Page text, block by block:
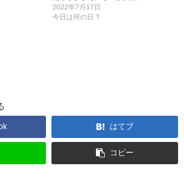
2022年7月17日
今日は何の日？
はてブ
コピー